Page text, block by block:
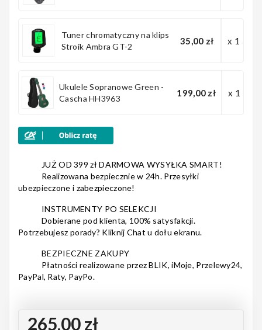
Notes
MAHILELE
Tuner chromatyczny na klips
Stroik Ambra GT-2
35,00 zł x 1
Ukulele Sopranowe Green -
Cascha HH3963
199,00 zł x 1
JUŻ OD 399 zł DARMOWA WYSYŁKA SMART!
Realizowana bezpiecznie w 24h. Przesyłki
ubezpieczone i zabezpieczone!
INSTRUMENTY PO SELEKCJI
Dobierane pod klienta, 100% satysfakcji.
Potrzebujesz porady? Kliknij Chat u dołu ekranu.
BEZPIECZNE ZAKUPY
Płatności realizowane przez BLIK, iMoje, Przelewy24,
PayPal, Raty, PayPo.
265,00 zł